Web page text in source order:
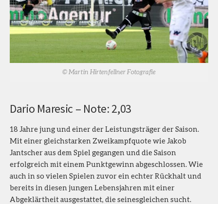
© Martin Hirtenfellner Fotografie
Dario Maresic – Note: 2,03
18 Jahre jung und einer der Leistungsträger der Saison.
Mit einer gleichstarken Zweikampfquote wie Jakob
Jantscher aus dem Spiel gegangen und die Saison
erfolgreich mit einem Punktgewinn abgeschlossen. Wie
auch in so vielen Spielen zuvor ein echter Rückhalt und
bereits in diesen jungen Lebensjahren mit einer
Abgeklärtheit ausgestattet, die seinesgleichen sucht.